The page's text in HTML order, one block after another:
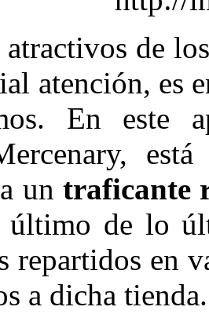
de
atención, es
En este
untraficante
último de lo
repartidos en
a dicha tienda.